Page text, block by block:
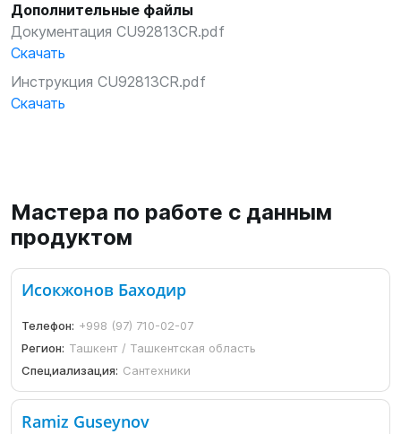
Дополнительные файлы
Документация CU92813CR.pdf
Скачать
Инструкция CU92813CR.pdf
Скачать
Мастера по работе с данным
продуктом
Исокжонов Баходир
Телефон: +998 (97) 710-02-07
Регион: Ташкент / Ташкентская область
Специализация: Сантехники
Ramiz Guseynov